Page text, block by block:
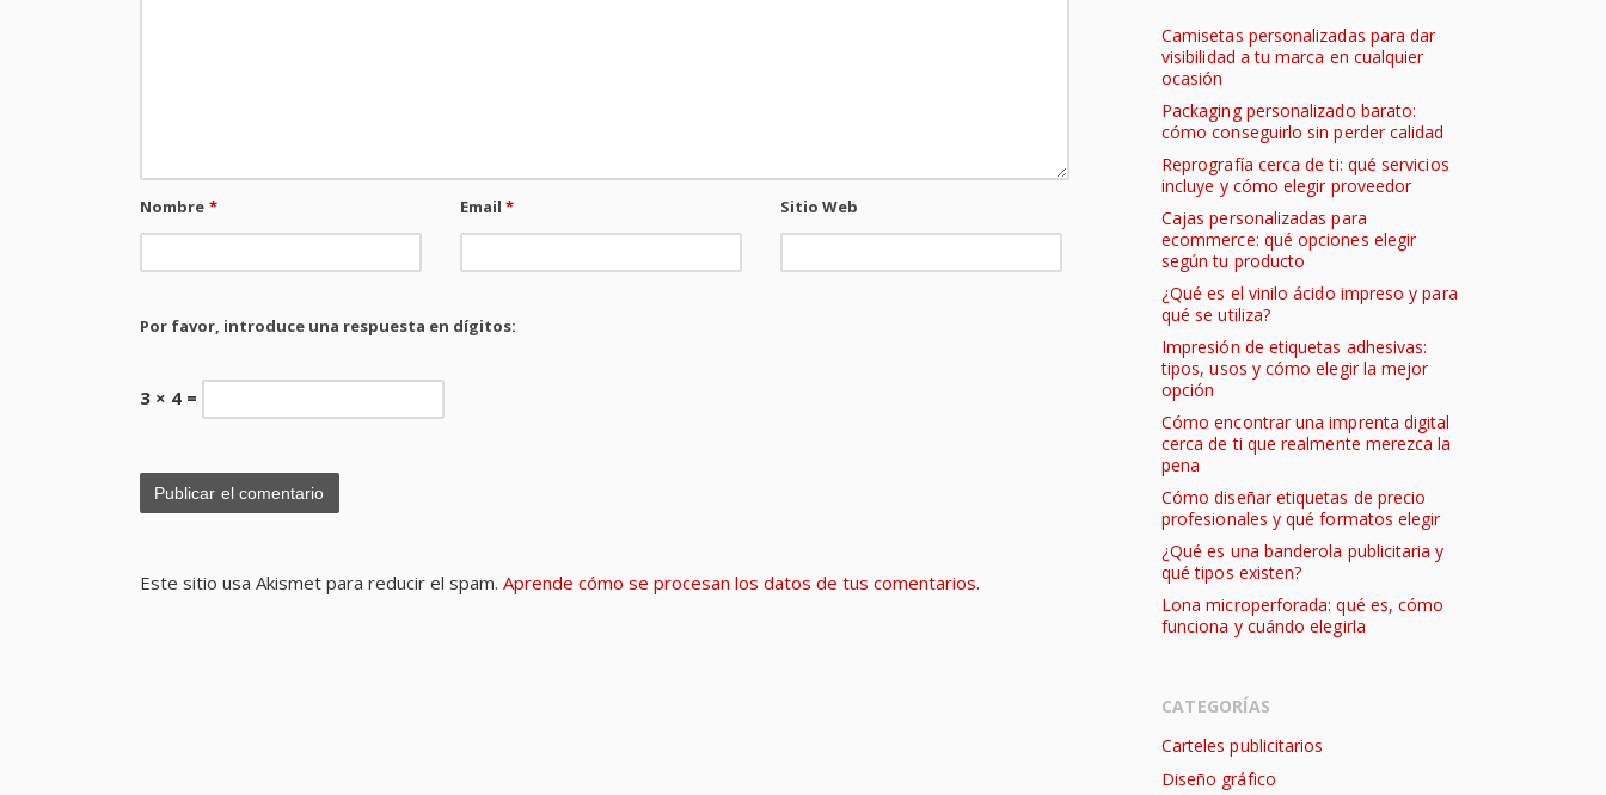
Nombre * Email* Sitio Web
Por favor, introduce una respuesta en dígitos:
3 × 4 =
Este sitio usa Akismet para reducir el spam. Aprende cómo se procesan los datos de tus comentarios.
Camisetas personalizadas para dar
visibilidad a tu marca en cualquier
ocasión
Packaging personalizado barato:
cómo conseguirlo sin perder calidad
Reprografía cerca de ti: qué servicios
incluye y cómo elegir proveedor
Cajas personalizadas para
ecommerce: qué opciones elegir
según tu producto
¿Qué es el vinilo ácido impreso y para
qué se utiliza?
Impresión de etiquetas adhesivas:
tipos, usos y cómo elegir la mejor
opción
Cómo encontrar una imprenta digital
cerca de ti que realmente merezca la
pena
Cómo diseñar etiquetas de precio
profesionales y qué formatos elegir
¿Qué es una banderola publicitaria y
qué tipos existen?
Lona microperforada: qué es, cómo
funciona y cuándo elegirla
CATEGORÍAS
Carteles publicitarios
Diseño gráfico